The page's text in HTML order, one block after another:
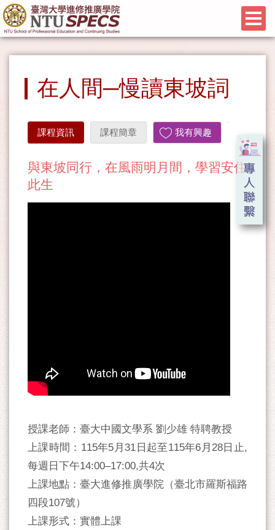
在人間─慢讀東坡詞
課程資訊 課程簡章 我有興趣
與東坡同行，在風雨明月間，學習安住
此生
授課老師：臺大中國文學系 劉少雄 特聘教授
上課時間：115年5月31日起至115年6月28日止,
每週日下午14:00–17:00,共4次
上課地點：臺大進修推廣學院（臺北市羅斯福路
四段107號）
上課形式：實體上課